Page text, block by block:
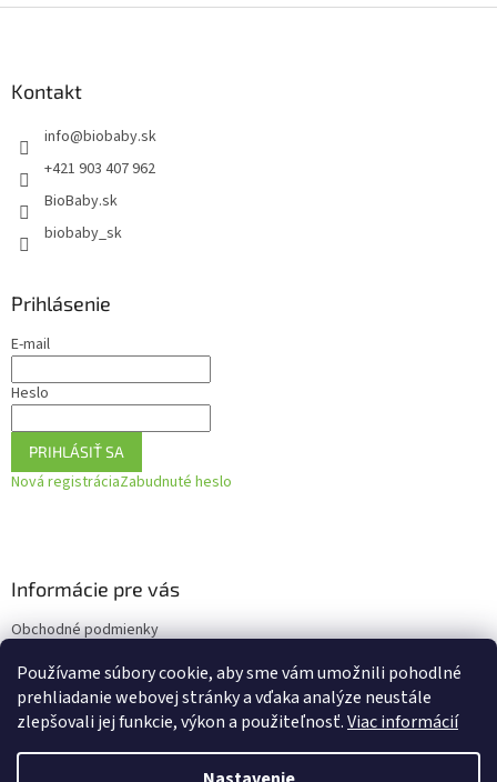
Používame súbory cookie, aby sme vám umožnili pohodlné
prehliadanie webovej stránky a vďaka analýze neustále
zlepšovali jej funkcie, výkon a použiteľnosť.Viac informácií
Kontakt
info@biobaby.sk
+421 903 407 962
BioBaby.sk
biobaby_sk
Prihlásenie
E-mail
Heslo
PRIHLÁSIŤ SA
Nová registráciaZabudnuté heslo
Informácie pre vás
Obchodné podmienky
Ako vrátiť tovar